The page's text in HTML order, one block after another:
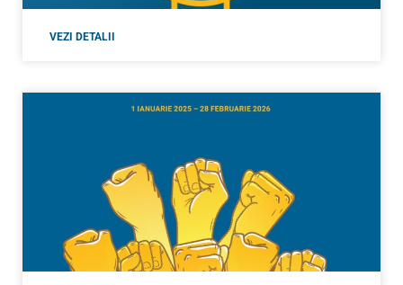
VEZI DETALII